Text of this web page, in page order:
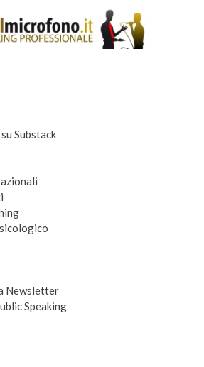
Substack
Newsletter
Speaking